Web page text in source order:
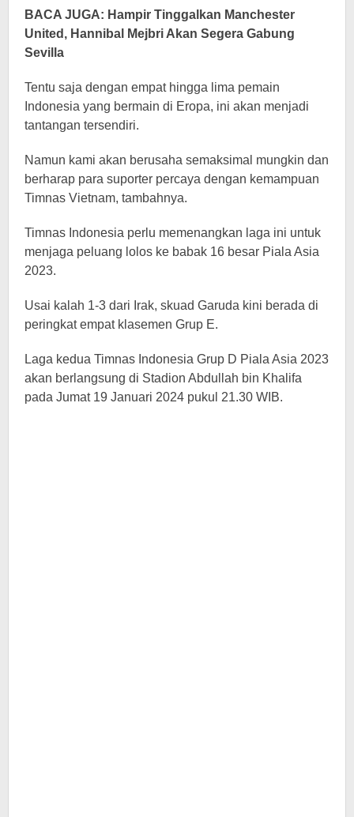
BACA JUGA: Hampir Tinggalkan Manchester
United, Hannibal Mejbri Akan Segera Gabung
Sevilla
Tentu saja dengan empat hingga lima pemain
Indonesia yang bermain di Eropa, ini akan menjadi
tantangan tersendiri.
Namun kami akan berusaha semaksimal mungkin dan
berharap para suporter percaya dengan kemampuan
Timnas Vietnam, tambahnya.
Timnas Indonesia perlu memenangkan laga ini untuk
menjaga peluang lolos ke babak 16 besar Piala Asia
2023.
Usai kalah 1-3 dari Irak, skuad Garuda kini berada di
peringkat empat klasemen Grup E.
Laga kedua Timnas Indonesia Grup D Piala Asia 2023
akan berlangsung di Stadion Abdullah bin Khalifa
pada Jumat 19 Januari 2024 pukul 21.30 WIB.